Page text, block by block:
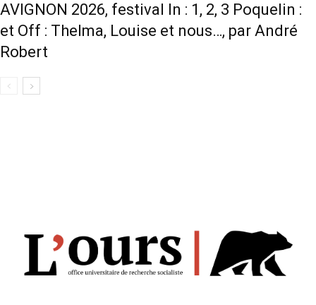
AVIGNON 2026, festival In : 1, 2, 3 Poquelin :
et Off : Thelma, Louise et nous…, par André
Robert